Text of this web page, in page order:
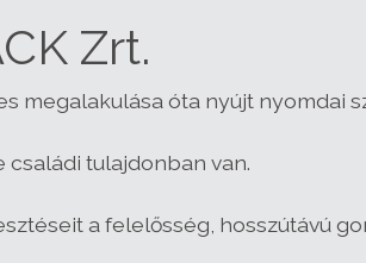
Zrt.
megalakulása óta nyújt
tulajdonban van.
a felelősség, hosszútávú